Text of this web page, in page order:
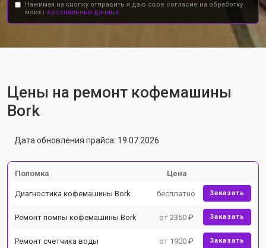
Нажимая на кнопку отправить я даю свое согласие на обработку
моих персональных данных.
Цены на ремонт кофемашины
Bork
Дата обновления прайса: 19.07.2026
Поломка Цена
Диагностика кофемашины Bork бесплатно Заказать
Ремонт помпы кофемашины Bork от 2350 ₽ Заказать
Ремонт счетчика воды от 1900 ₽ Заказать